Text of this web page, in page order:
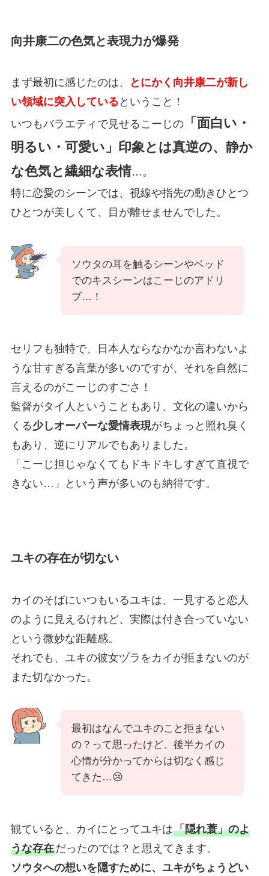
向井康二の色気と表現力が爆発
まず最初に感じたのは、
とにかく向井康二が新し
い領域に突入している ということ！
いつもバラエティで見せるこーじの「面白い・
明るい・可愛い」印象とは真逆の、静か
な色気と繊細な表情…。
特に恋愛のシーンでは、視線や指先の動きひとつ
ひとつが美しくて、目が離せませんでした。
ソウタの耳を触るシーンやベッド
でのキスシーンはこーじのアドリ
ブ…！
セリフも独特で、日本人ならなかなか言わないよ
うな甘すぎる言葉が多いのですが、それを自然に
言えるのがこーじのすごさ！
監督がタイ人ということもあり、文化の違いから
くる少しオーバーな愛情表現がちょっと照れ臭く
もあり、逆にリアルでもありました。
「こーじ担じゃなくてもドキドキしすぎて直視で
きない…」という声が多いのも納得です。
ユキの存在が切ない
カイのそばにいつもいるユキは、一見すると恋人
のように見えるけれど、実際は付き合っていない
という微妙な距離感。
それでも、ユキの彼女ヅラをカイが拒まないのが
また切なかった。
最初はなんでユキのこと拒まない
の？って思ったけど、後半カイの
心情が分かってからは切なく感じ
てきた…😢
観ていると、カイにとってユキは「隠れ蓑」のよ
うな存在だったのでは？と思えてきます。
ソウタへの想いを隠すために、ユキがちょうどい